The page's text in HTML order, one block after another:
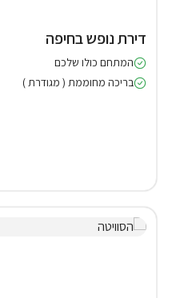
דירת נופש בחיפה
המתחם כולו שלכם
בריכה מחוממת ( מגודרת )